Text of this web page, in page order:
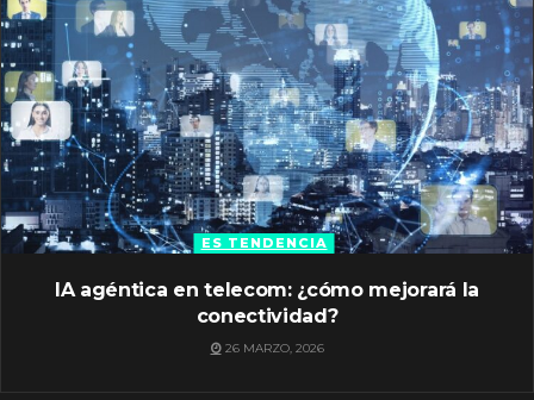
ES TENDENCIA
IA agéntica en telecom: ¿cómo mejorará la
conectividad?
26 MARZO, 2026